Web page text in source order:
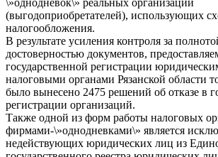
(выгодоприобретателей), использующих
налогообложения.
В результате усиления контроля за
достоверностью документов,
государственной регистрации
налоговыми органами Рязанской области
было вынесено 2475 решений об отказе в
регистрации организаций.
Также одной из форм работы налоговых
фирмами-\»однодневками\» является
недействующих юридических лиц из